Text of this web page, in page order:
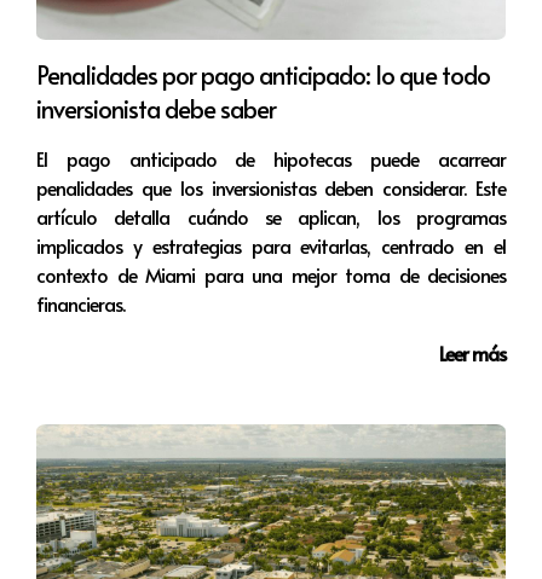
Little Haiti es uno de los vecindarios más ricos en cultura
caribeña. La comunidad ha logrado preservar su
herencia cultural mientras se transforma en un punto de
interés para nuevos negocios. La inversión en este barrio
ha aumentado, impulsada por la creación de proyectos
de desarrollo comunitario y la llegada de nuevas
empresas. Little Haiti no solo ofrece oportunidades de
inversión, sino que también brinda la posibilidad de
Oportunidades de inversión y
desarrollo
Las oportunidades de inversión en las zonas emergentes
de Miami son diversas y variadas. Las propiedades
comerciales, las residenciales y los espacios de trabajo
Penalidades por pago anticipado: lo que todo
inversionista debe saber
El pago anticipado de hipotecas puede acarrear
penalidades que los inversionistas deben considerar. Este
artículo detalla cuándo se aplican, los programas
implicados y estrategias para evitarlas, centrado en el
contexto de Miami para una mejor toma de decisiones
financieras.
Leer más